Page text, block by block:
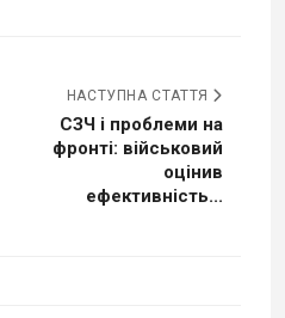
НАСТУПНА СТАТТЯ
СЗЧ і проблеми на
фронті: військовий
оцінив
ефективність...